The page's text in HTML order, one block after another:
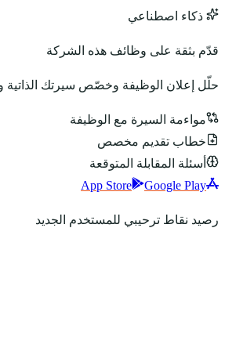
ذكاء اصطناعي
قدّم بثقة على وظائف هذه الشركة
حلّل إعلان الوظيفة وخصّص سيرتك الذاتية
مواءمة السيرة مع الوظيفة
خطاب تقديم مخصص
أسئلة المقابلة المتوقعة
App Store
Google Play
رصيد نقاط ترحيبي للمستخدم الجديد